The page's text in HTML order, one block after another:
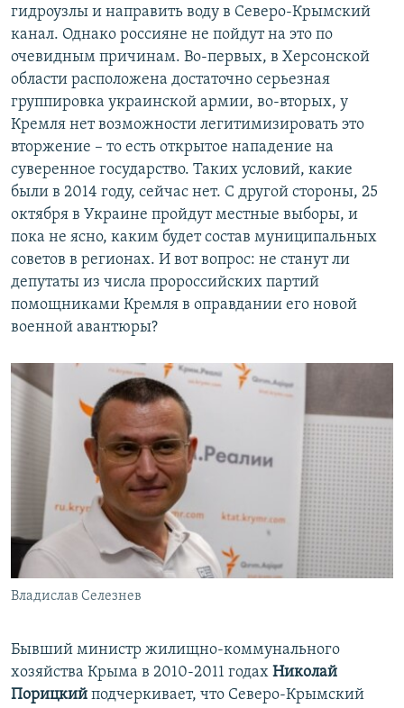
гидроузлы и направить воду в Северо-Крымский
канал. Однако россияне не пойдут на это по
очевидным причинам. Во-первых, в Херсонской
области расположена достаточно серьезная
группировка украинской армии, во-вторых, у
Кремля нет возможности легитимизировать это
вторжение – то есть открытое нападение на
суверенное государство. Таких условий, какие
были в 2014 году, сейчас нет. С другой стороны, 25
октября в Украине пройдут местные выборы, и
пока не ясно, каким будет состав муниципальных
советов в регионах. И вот вопрос: не станут ли
депутаты из числа пророссийских партий
помощниками Кремля в оправдании его новой
военной авантюры?
Владислав Селезнев
Бывший министр жилищно-коммунального
хозяйства Крыма в 2010-2011 годах Николай
Порицкий подчеркивает, что Северо-Крымский